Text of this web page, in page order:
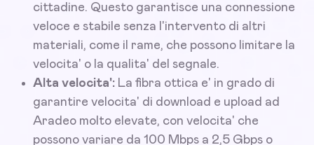
cittadine. Questo garantisce una connessione
veloce e stabile senza l'intervento di altri
materiali, come il rame, che possono limitare la
velocita' o la qualita' del segnale.
Alta velocita': La fibra ottica e' in grado di
garantire velocita' di download e upload ad
Aradeo molto elevate, con velocita' che
possono variare da 100 Mbps a 2,5 Gbps o